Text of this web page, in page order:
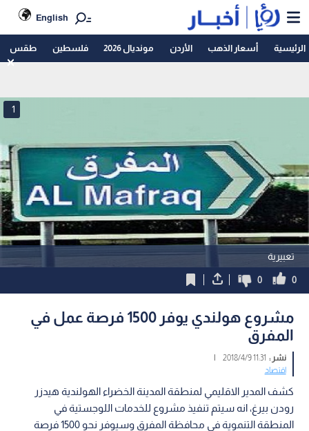
English
الرئيسية أسعار الذهب الأردن مونديال 2026 فلسطين طقس
تعبيرية
1
0
0
مشروع هولندي يوفر 1500 فرصة عمل في
المفرق
نشر : 11:31 2018/4/9
|
اقتصاد
كشف المدير الاقليمي لمنطقة المدينة الخضراء الهولندية هيدزر
رودن بيرغ، انه سيتم تنفيذ مشروع للخدمات اللوجستية في
المنطقة التنموية في محافظة المفرق وسيوفر نحو 1500 فرصة